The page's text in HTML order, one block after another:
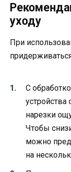
уходу
При
С
устройства
нарезки
Чтобы
можно
на